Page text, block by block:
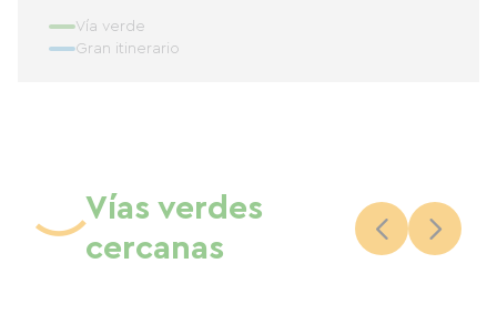
Vía verde
Gran itinerario
Vías verdes
cercanas